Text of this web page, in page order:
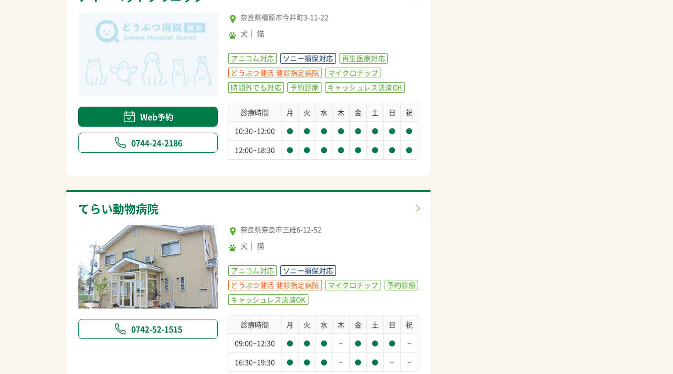
Web予約
0744-24-2186
奈良県橿原市今井町3-11-22
犬 猫
アニコム対応 ソニー損保対応
再生医療対応
どうぶつ健活 健診指定病院
マイクロチップ
時間外でも対応
予約診療 キャッシュレス決済OK
診療時間 月 火 水 木 金 土 日
祝
10:30~12:00
12:00~18:30
てらい動物病院
0742-52-1515
奈良県奈良市三碓6-12-52
犬 猫
アニコム対応
ソニー損保対応
どうぶつ健活 健診指定病院
マイクロチップ
予約診療
キャッシュレス決済OK
診療時間 月 火 水 木 金 土 日
祝
09:00~12:30
－ －
16:30~19:30 － － －